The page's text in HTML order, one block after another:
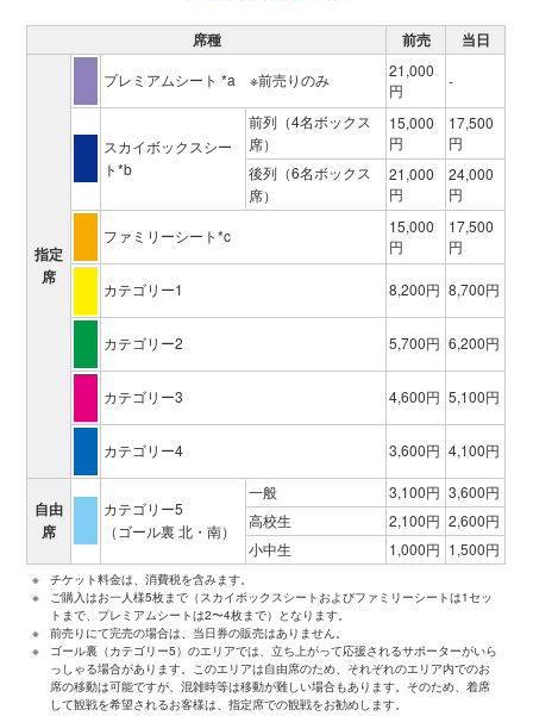
席種 前売 当日
指定
席
プレミアムシート *a ※前売りのみ
21,000
円
-
スカイボックスシー
ト*b
前列（4名ボックス
席）
15,000
円
17,500
円
後列（6名ボックス
席）
21,000
円
24,000
円
ファミリーシート*c
15,000
円
17,500
円
カテゴリー1 8,200円 8,700円
カテゴリー2 5,700円 6,200円
カテゴリー3 4,600円 5,100円
カテゴリー4 3,600円 4,100円
自由
席
カテゴリー5
（ゴール裏 北・南）
一般 3,100円 3,600円
高校生
2,100円 2,600円
小中生
1,000円 1,500円
※
チケット料金は、消費税を含みます。
※
ご購入はお一人様5枚まで（スカイボックスシートおよびファミリーシートは1セッ
トまで、プレミアムシートは2〜4枚まで）となります。
※
前売りにて完売の場合は、当日券の販売はありません。
※
ゴール裏（カテゴリー5）のエリアでは、立ち上がって応援されるサポーターがいら
っしゃる場合があります。このエリアは自由席のため、それぞれのエリア内でのお
席の移動は可能ですが、混雑時等は移動が難しい場合もあります。そのため、着席
して観戦を希望されるお客様は、指定席での観戦をお勧めします。